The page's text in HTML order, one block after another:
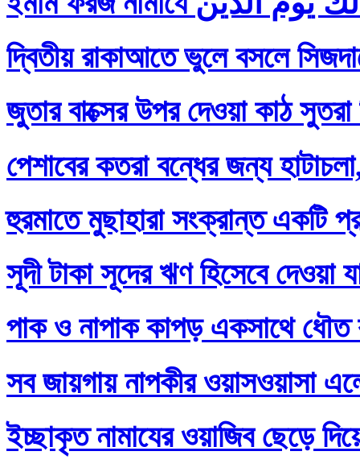
দ্বিতীয় রাকাআতে ভুলে বসলে
জুতার বাক্সের উপর দেওয়া কাঠ সুতরা
পেশাবের কতরা বন্ধের জন্য
হুরমাতে মুছাহারা সংক্রান্ত একটি
সূদী টাকা সূদের ঋণ হিসেবে দেওয়া
পাক ও নাপাক কাপড় একসাথে ধৌত
সব জায়গায় নাপকীর ওয়াসওয়াসা
ইচ্ছাকৃত নামাযের ওয়াজিব ছেড়ে